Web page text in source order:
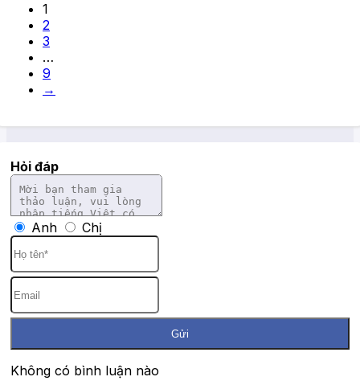
1
2
3
…
9
→
Hỏi đáp
Anh Chị
Gửi
Không có bình luận nào